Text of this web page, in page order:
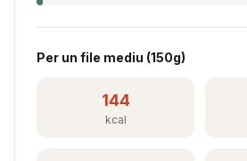
Per un file mediu (150g)
144
kcal